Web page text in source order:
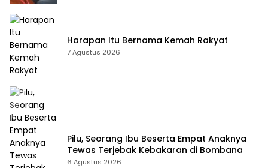
Harapan Itu Bernama Kemah Rakyat
7 Agustus 2026
Pilu, Seorang Ibu Beserta Empat Anaknya
Tewas Terjebak Kebakaran di Bombana
6 Agustus 2026